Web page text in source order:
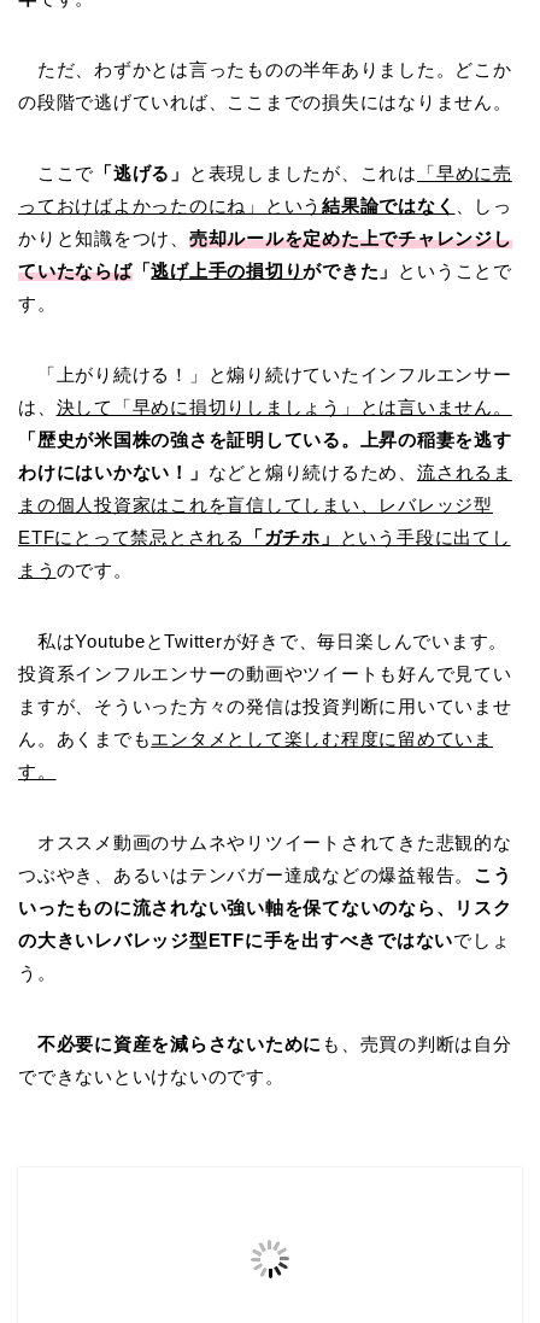
ただ、わずかとは言ったものの半年ありました。どこか
の段階で逃げていれば、ここまでの損失にはなりません。
ここで 「逃げる」 と表現しましたが、これは
「早めに売
っておけばよかったのにね」という結果論ではなく
、しっ
かりと知識をつけ、 売却ルールを定めた上でチャレンジし
ていたならば「逃げ上手の損切りができた」
ということで
す。
「上がり続ける！」と煽り続けていたインフルエンサー
は、 決して「早めに損切りしましょう」とは言いません。
「歴史が米国株の強さを証明している。上昇の稲妻を逃す
わけにはいかない！」 などと煽り続けるため、 流されるま
まの個人投資家はこれを盲信してしまい、レバレッジ型
ETFにとって禁忌とされる
「ガチホ」
という手段に出てし
まう のです。
私はYoutubeとTwitterが好きで、毎日楽しんでいます。
投資系インフルエンサーの動画やツイートも好んで見てい
ますが、そういった方々の発信は投資判断に用いていませ
ん。あくまでもエンタメとして楽しむ程度に留めていま
す。
オススメ動画のサムネやリツイートされてきた悲観的な
つぶやき、あるいはテンバガー達成などの爆益報告。 こう
いったものに流されない強い軸を保てないのなら、リスク
の大きいレバレッジ型ETFに手を出すべきではないでしょ
う。
不必要に資産を減らさないために も、売買の判断は自分
でできないといけないのです。